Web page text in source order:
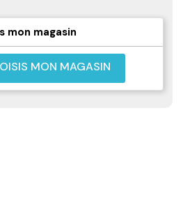
mon magasin
MON MAGASIN